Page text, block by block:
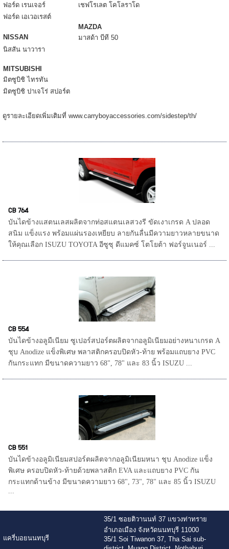
ฟอร์ด เรนเจอร์
เชฟโรเลต โคโลราโด
ฟอร์ด เอเวอเรสต์
MAZDA
NISSAN
มาสด้า บีที 50
นิสสัน นาวารา
MITSUBISHI
มิตซูบิชิ ไทรทัน
มิตซูบิชิ ปาเจโร่ สปอร์ต
ดูรายละเอียดเพิ่มเติมที่ www.carryboyaccessories.com/sidestep/th/
CB 764
บันไดข้างแสตนเลสผลิตจากท่อสแตนเลสวงรี ขัดเงาเกรด A ปลอด
สนิม แข็งแรง พร้อมแผ่นรองเหยียบ ลายกันลื่นมีความยาวหลายขนาด
ให้คุณเลือก ISUZU TOYOTA อีซูซุ ดีแมคซ์ โตโยต้า ฟอร์จูนเนอร์ ...
CB 554
บันไดข้างอลูมืเนียม ซูเปอร์สปอร์ตผลิตจากอลูมิเนียมอย่างหนาเกรด A
ชุบ Anodize แข็งพิเศษ พลาสติกครอบปิดหัว-ท้าย พร้อมแถบยาง PVC
กันกระแทก มีขนาดความยาว 68", 78" และ 83 นิ้ว ISUZU ...
CB 551
บันไดข้างอลูมิเนียมสปอร์ตผลิตจากอลูมิเนียมหนา ชุบ Anodize แข็ง
พิเศษ ครอบปิดหัว-ท้ายด้วยพลาสติก EVA และแถบยาง PVC กัน
กระแทกด้านข้าง มีขนาดความยาว 68", 73", 78" และ 85 นิ้ว ISUZU
แครี่บอยนนทบุรี
35/1 ซอยติวานนท์ 37 แขวงท่าทราย
อำเภอเมือง จังหวัดนนทบุรี 11000
35/1 Soi Tiwanon 37, Tha Sai sub-